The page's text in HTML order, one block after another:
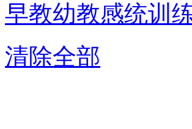
早教幼教感统训
清除全部